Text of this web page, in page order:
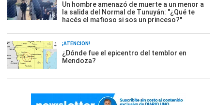
Un hombre amenazó de muerte a un menor a
la salida del Normal de Tunuyán: "¿Qué te
hacés el mafioso si sos un princeso?"
¡ATENCIÓN!
¿Dónde fue el epicentro del temblor en
Mendoza?